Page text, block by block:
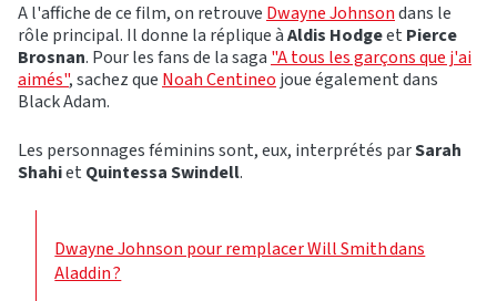
A l'affiche de ce film, on retrouve Dwayne Johnsondans le
rôle principal. Il donne la réplique àAldis Hodgeet Pierce
Brosnan. Pour les fans de la saga "A tous les garçons que j'ai
aimés", sachez que Noah Centineo joue également dans
Black Adam.
Les personnages féminins sont, eux, interprétés parSarah
Shahiet Quintessa Swindell.
Dwayne Johnson pour remplacer Will Smith dans
Aladdin ?